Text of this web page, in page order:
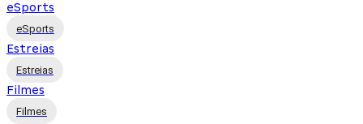
eSports
eSports
Estreias
Estreias
Filmes
Filmes